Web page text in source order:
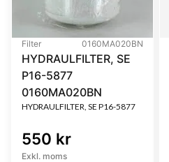
Filter 0160MA020BN
HYDRAULFILTER, SE
P16-5877
0160MA020BN
HYDRAULFILTER, SE P16-5877
550 kr
Exkl. moms